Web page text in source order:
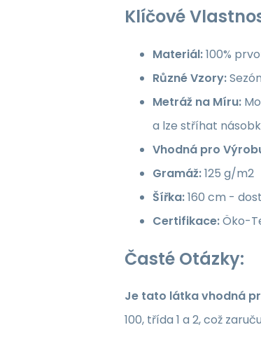
Klíčové
Materiál:100%
Různé Vzory:
Metráž na Míru:
a lze stříhat
Vhodná pro
Gramáž:125 g/m2
Šířka:160 cm -
Certifikace:Öko-
Časté Otázky:
Je tato látka vhodná
100, třída 1 a 2, což